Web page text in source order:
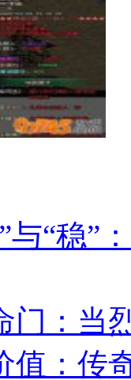
与“稳”
门：当
值：传